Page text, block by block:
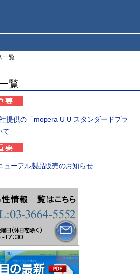
一覧
覧
提供の「mopera U U スタンダードプラ
て
ューアル製品販売のお知らせ